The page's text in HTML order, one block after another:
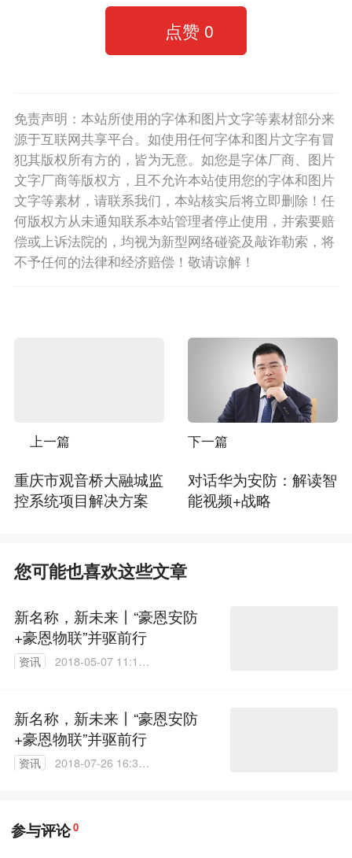
点赞 0
免责声明：本站所使用的字体和图片文字等素材部分来
源于互联网共享平台。如使用任何字体和图片文字有冒
犯其版权所有方的，皆为无意。如您是字体厂商、图片
文字厂商等版权方，且不允许本站使用您的字体和图片
文字等素材，请联系我们，本站核实后将立即删除！任
何版权方从未通知联系本站管理者停止使用，并索要赔
偿或上诉法院的，均视为新型网络碰瓷及敲诈勒索，将
不予任何的法律和经济赔偿！敬请谅解！
上一篇
重庆市观音桥大融城监
控系统项目解决方案
下一篇
对话华为安防：解读智
能视频+战略
您可能也喜欢这些文章
新名称，新未来丨“豪恩安防
+豪恩物联”并驱前行
资讯
2018-05-07 11:11:
新名称，新未来丨“豪恩安防
+豪恩物联”并驱前行
资讯
2018-07-26 16:31:
参与评论0